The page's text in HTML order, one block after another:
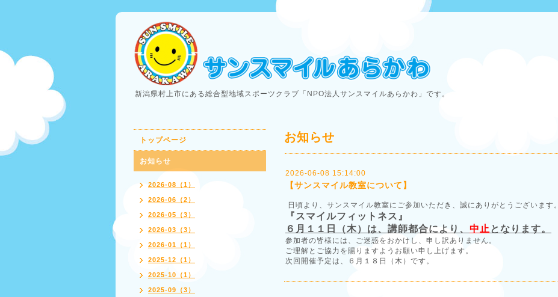
新潟県村上市にある総合型地域スポーツクラブ「NPO法人サンスマイルあらかわ」です。
お知らせ
2026-06-08 15:14:00
【サンスマイル教室について】
日頃より、サンスマイル教室にご参加いただき、誠にありがとうございます。
『スマイルフィットネス』
６月１１日（木）は、講師都合により、 中止 となります。
参加者の皆様には、ご迷惑をおかけし、申し訳ありません。
ご理解とご協力を賜りますようお願い申し上げます。
次回開催予定は、６月１８日（木）です。
トップページ
お知らせ
2026-08（1）
2026-06（2）
2026-05（3）
2026-03（3）
2026-01（1）
2025-12（1）
2025-10（1）
2025-09（3）